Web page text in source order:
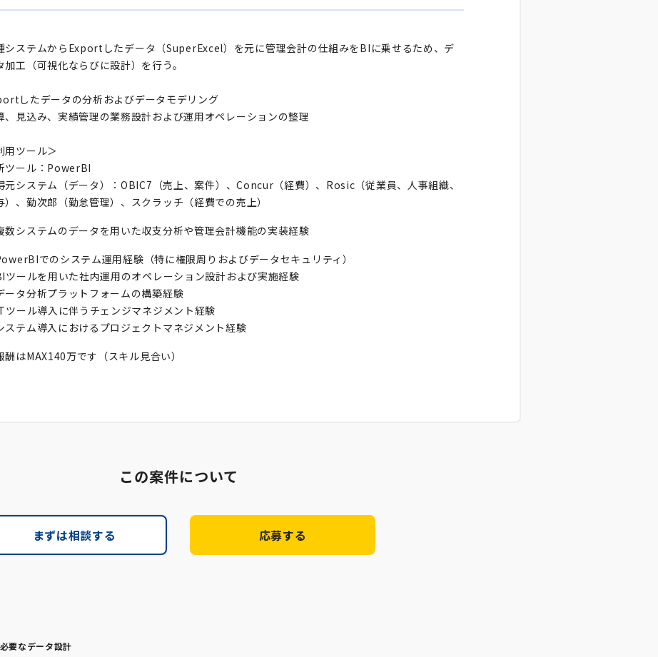
システムからExportしたデータ（SuperExcel）を元に管理会計の仕組みをBIに乗せるため、デ
加工（可視化ならびに設計）を行う。
したデータの分析およびデータモデリング
、見込み、実績管理の業務設計および運用オペレーションの整理
用ツール＞
ツール：PowerBI
元システム（データ）：OBIC7（売上、案件）、Concur（経費）、Rosic（従業員、人事組織、
）、勤次郎（勤怠管理）、スクラッチ（経費での売上）
数システムのデータを用いた収支分析や管理会計機能の実装経験
でのシステム運用経験（特に権限周りおよびデータセキュリティ）
ツールを用いた社内運用のオペレーション設計および実施経験
ータ分析プラットフォームの構築経験
ツール導入に伴うチェンジマネジメント経験
ステム導入におけるプロジェクトマネジメント経験
はMAX140万です（スキル見合い）
この案件について
まずは相談する 応募する
要なデータ設計